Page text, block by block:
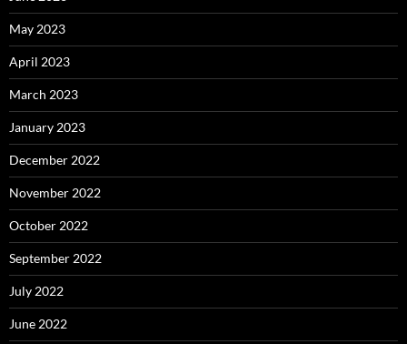
May 2023
April 2023
March 2023
January 2023
December 2022
November 2022
October 2022
September 2022
July 2022
June 2022